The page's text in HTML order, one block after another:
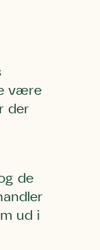
være
der
de
ud i